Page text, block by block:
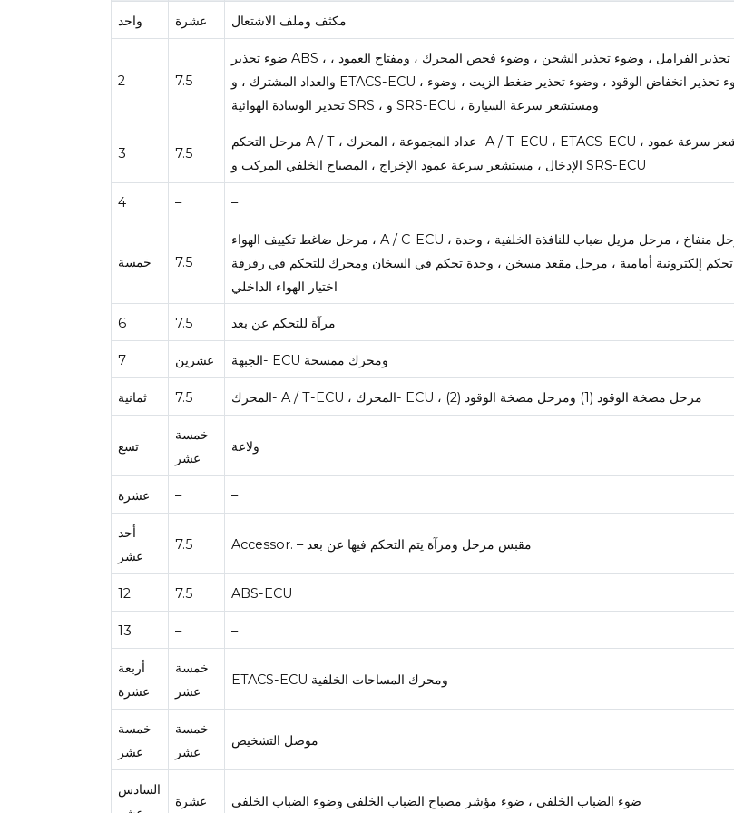
واحد عشرة مكثف وملف الاشتعال
2 7.5
ضوء تحذير ABS ، وضوء تحذير الفرامل ، وضوء تحذير الشحن ، وضوء فحص المحرك ، ومفتاح العمود ،
والعداد المشترك ، و ETACS-ECU ، وضوء تحذير انخفاض الوقود ، وضوء تحذير ضغط الزيت ، وضوء
تحذير الوسادة الهوائية SRS ، و SRS-ECU ، ومستشعر سرعة السيارة
3 7.5
مرحل التحكم A / T ، عداد المجموعة ، المحرك- A / T-ECU ، ETACS-ECU ، مستشعر سرعة عمود
الإدخال ، مستشعر سرعة عمود الإخراج ، المصباح الخلفي المركب و SRS-ECU
4 – –
خمسة 7.5
مرحل ضاغط تكييف الهواء ، A / C-ECU ، مرحل منفاخ ، مرحل مزيل ضباب للنافذة الخلفية ، وحدة
تحكم إلكترونية أمامية ، مرحل مقعد مسخن ، وحدة تحكم في السخان ومحرك للتحكم في رفرفة
اختيار الهواء الداخلي
6 7.5 مرآة للتحكم عن بعد
7 عشرين الجبهة- ECU ومحرك ممسحة
ثمانية 7.5 المحرك- A / T-ECU ، المحرك- ECU ، مرحل مضخة الوقود (1) ومرحل مضخة الوقود (2)
تسع
خمسة
عشر
ولاعة
عشرة – –
أحد
عشر
7.5 Accessor. – مقبس مرحل ومرآة يتم التحكم فيها عن بعد
12 7.5 ABS-ECU
13 – –
أربعة
عشرة
خمسة
عشر
ETACS-ECU ومحرك المساحات الخلفية
خمسة
عشر
خمسة
عشر
موصل التشخيص
السادس
عشرة ضوء الضباب الخلفي ، ضوء مؤشر مصباح الضباب الخلفي وضوء الضباب الخلفي